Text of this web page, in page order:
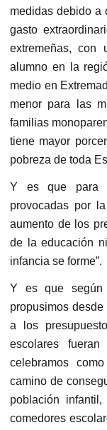
medidas debido a
gasto
extremeñas, con
alumno en la
medio en
menor para las
familias
tiene mayor
pobreza de toda
Y es que para
provocadas por
aumento de los
de la educación
infancia se forme”.
Y es que según
propusimos
a los
escolares
celebramos
camino de
población
comedores